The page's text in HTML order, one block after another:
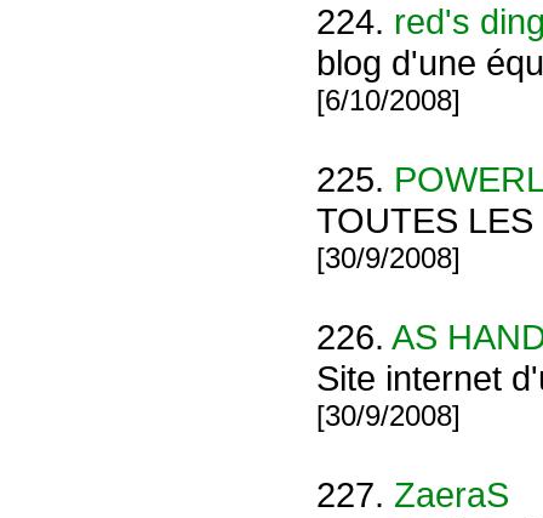
224. red's
blog d'une
[6/10/2008]
225.
TOUTES
[30/9/2008]
226. AS
Site internet
[30/9/2008]
227. ZaeraS